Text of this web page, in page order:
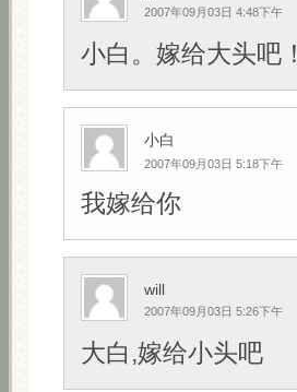
2007年09月03日 4:48下午
小白。嫁给大头吧！
小白
2007年09月03日 5:18下午
我嫁给你
will
2007年09月03日 5:26下午
大白,嫁给小头吧